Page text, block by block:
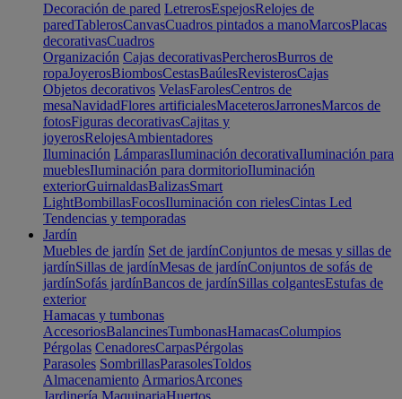
Decoración de pared LetrerosEspejosRelojes de
paredTablerosCanvasCuadros pintados a manoMarcosPlacas
decorativasCuadros
Organización Cajas decorativasPercherosBurros de
ropaJoyerosBiombosCestasBaúlesRevisterosCajas
Objetos decorativos VelasFarolesCentros de
mesaNavidadFlores artificialesMaceterosJarronesMarcos de
fotosFiguras decorativasCajitas y
joyerosRelojesAmbientadores
Iluminación LámparasIluminación decorativaIluminación para
mueblesIluminación para dormitorioIluminación
exteriorGuirnaldasBalizasSmart
LightBombillasFocosIluminación con rielesCintas Led
Tendencias y temporadas
Jardín
Muebles de jardín Set de jardínConjuntos de mesas y sillas de
jardínSillas de jardínMesas de jardínConjuntos de sofás de
jardínSofás jardínBancos de jardínSillas colgantesEstufas de
exterior
Hamacas y tumbonas
AccesoriosBalancinesTumbonasHamacasColumpios
Pérgolas CenadoresCarpasPérgolas
Parasoles SombrillasParasolesToldos
Almacenamiento ArmariosArcones
Jardinería MaquinariaHuertos